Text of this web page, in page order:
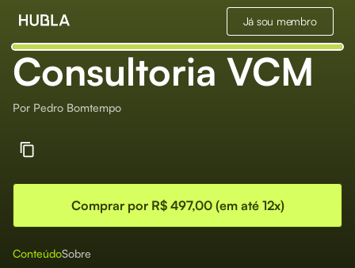
Já sou membro
Consultoria VCM
Por Pedro Bomtempo
Comprar por R$ 497,00 (em até 12x)
ConteúdoSobre